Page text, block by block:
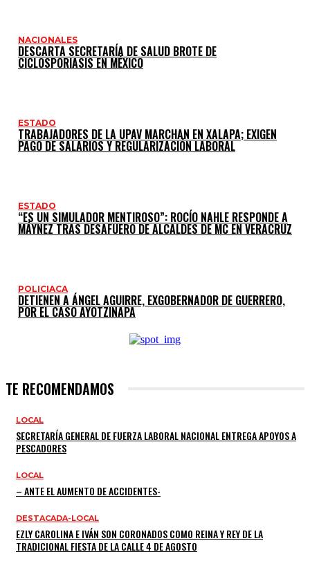
NACIONALES
DESCARTA SECRETARÍA DE SALUD BROTE DE
CICLOSPORIASIS EN MÉXICO
ESTADO
TRABAJADORES DE LA UPAV MARCHAN EN XALAPA; EXIGEN
PAGO DE SALARIOS Y REGULARIZACIÓN LABORAL
ESTADO
“ES UN SIMULADOR MENTIROSO”: ROCÍO NAHLE RESPONDE A
MÁYNEZ TRAS DESAFUERO DE ALCALDES DE MC EN VERACRUZ
POLICIACA
DETIENEN A ÁNGEL AGUIRRE, EXGOBERNADOR DE GUERRERO,
POR EL CASO AYOTZINAPA
TE RECOMENDAMOS
LOCAL
SECRETARÍA GENERAL DE FUERZA LABORAL NACIONAL ENTREGA APOYOS A
PESCADORES
LOCAL
– ANTE EL AUMENTO DE ACCIDENTES-
DESTACADA-LOCAL
EZLY CAROLINA E IVÁN SON CORONADOS COMO REINA Y REY DE LA
TRADICIONAL FIESTA DE LA CALLE 4 DE AGOSTO